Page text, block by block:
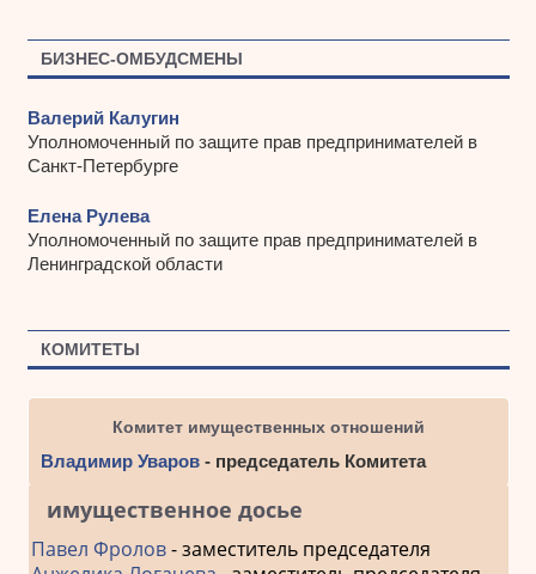
БИЗНЕС-ОМБУДСМЕНЫ
Валерий Калугин
Уполномоченный по защите прав предпринимателей в
Санкт-Петербурге
Елена Рулева
Уполномоченный по защите прав предпринимателей в
Ленинградской области
КОМИТЕТЫ
Комитет имущественных отношений
Владимир Уваров- председатель Комитета
имущественное досье
Павел Фролов- заместитель председателя